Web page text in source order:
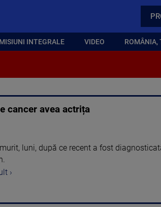
INTEGRALE VIDEO ROMÂNIA,
cancer avea actrița
luni, după ce recent a fost
›